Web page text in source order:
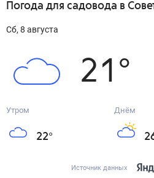
Погода для садовода в
сб, 8 августа
21 °
Утром
22°
Днём
Источник данных